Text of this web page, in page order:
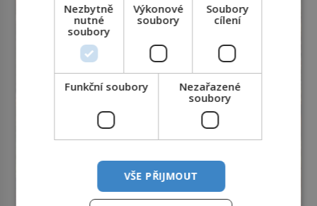
něco mnohem hmatatelnějšího.
Naprosto rekordní kometu!
Gary Bernstein mravenčí prací
zkoumají archivní snímky v rámci
Průzkumu temné energie […]
Nezbytně
nutné
soubory
Výkonové
soubory
Soubory
cílení
Funkční soubory
Nezařazené
soubory
VŠE PŘIJMOUT